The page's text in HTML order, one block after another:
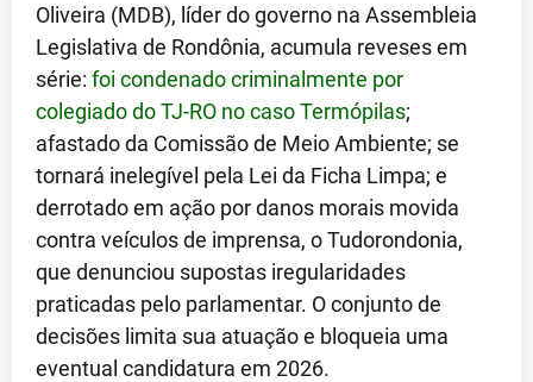
Oliveira (MDB), líder do governo na Assembleia
Legislativa de Rondônia, acumula reveses em
série: foi condenado criminalmente por
colegiado do TJ-RO no caso Termópilas;
afastado da Comissão de Meio Ambiente; se
tornará inelegível pela Lei da Ficha Limpa; e
derrotado em ação por danos morais movida
contra veículos de imprensa, o Tudorondonia,
que denunciou supostas iregularidades
praticadas pelo parlamentar. O conjunto de
decisões limita sua atuação e bloqueia uma
eventual candidatura em 2026.